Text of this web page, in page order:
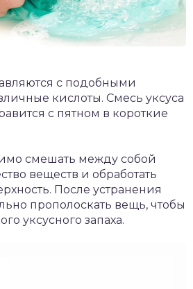
с подобными
кислоты. Смесь уксуса
с пятном в короткие
смешать между собой
веществ и обработать
После устранения
прополоскать вещь, чтобы
уксусного запаха.